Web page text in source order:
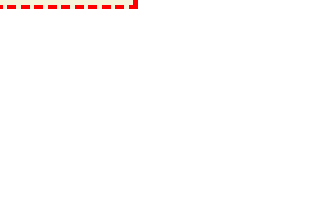
подшипники, пневматика, метизы,
BMZ, ХАРП, CX, РОЛТОМ, APZ, FBJ, KYK,